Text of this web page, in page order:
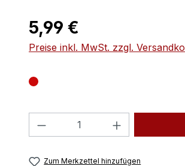
Regulärer Preis:
5,99 €
Preise inkl. MwSt. zzgl.
Produkt Anzahl: Gib
Zum Merkzettel hinzufügen